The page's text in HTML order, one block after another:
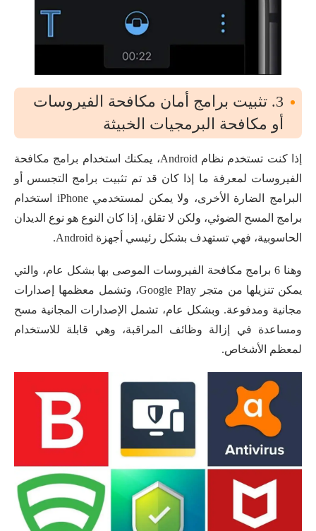
3. تثبيت برامج أمان مكافحة الفيروسات
أو مكافحة البرمجيات الخبيثة
إذا كنت تستخدم نظام Android، يمكنك استخدام برامج مكافحة
الفيروسات لمعرفة ما إذا كان قد تم تثبيت برامج التجسس أو
البرامج الضارة الأخرى، ولا يمكن لمستخدمي iPhone استخدام
برامج المسح الضوئي، ولكن لا تقلق، إذا كان النوع هو نوع الديدان
الحاسوبية، فهي تستهدف بشكل رئيسي أجهزة Android.
وهنا 6 برامج مكافحة الفيروسات الموصى بها بشكل عام، والتي
يمكن تنزيلها من متجر Google Play، وتشمل معظمها إصدارات
مجانية ومدفوعة. وبشكل عام، تشمل الإصدارات المجانية مسح
ومساعدة في إزالة وظائف المراقبة، وهي قابلة للاستخدام
لمعظم الأشخاص.